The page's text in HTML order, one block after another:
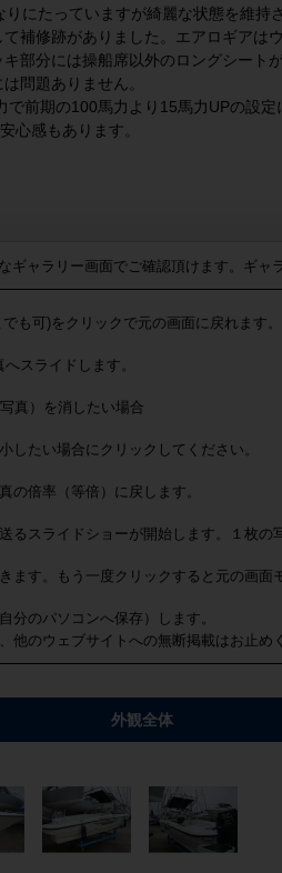
にたっていますが綺麗な状態を維持
補修跡がありました。エアロギアは
部分には操船席以外のロングシート
問題ありません。
前期の100馬力より15馬力UPの設
心感もあります。
ャラリー画面でご確認頂けます。ギャ
も可)をクリックで元の画面に戻れます。
スライドします。
真）を消したい場合
したい場合にクリックしてください。
の倍率（等倍）に戻します。
るスライドショーが開始します。１枚の
ます。もう一度クリックすると元の画面
分のパソコンへ保存）します。
他のウェブサイトへの無断掲載はお止め
外観全体